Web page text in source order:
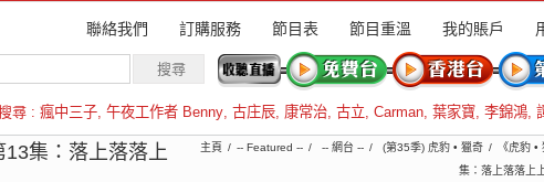
聯絡我們 訂購服務 節目表 節目重溫 我的賬戶
尋 : 瘋中三子, 午夜工作者 Benny, 古庄辰, 康常治, 古立, Carman, 葉家寶, 李錦鴻,
13集：落上落落上
主頁 -- Featured -- -- 網台 -- (第35季) 虎豹 • 獵奇
《虎豹
集：落上落落上